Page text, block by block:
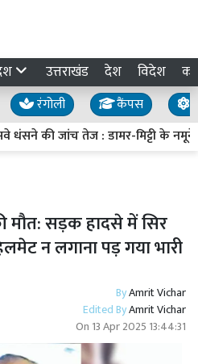
उत्तराखंड देश विदेश
रंगोली कैंपस
की जांच तेज : डामर-मिट्टी के नमूने
मौत: सड़क हादसे में सिर
न लगाना पड़ गया भारी
ByAmrit Vichar
Edited ByAmrit Vichar
On 13 Apr 2025 13:44:31